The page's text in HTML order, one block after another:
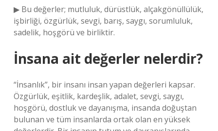
▶ Bu değerler; mutluluk, dürüstlük, alçakgönüllülük,
işbirliği, özgürlük, sevgi, barış, saygı, sorumluluk,
sadelik, hoşgörü ve birliktir.
İnsana ait değerler nelerdir?
“İnsanlık”, bir insanı insan yapan değerleri kapsar.
Özgürlük, eşitlik, kardeşlik, adalet, sevgi, saygı,
hoşgörü, dostluk ve dayanışma, insanda doğuştan
bulunan ve tüm insanlarda ortak olan en yüksek